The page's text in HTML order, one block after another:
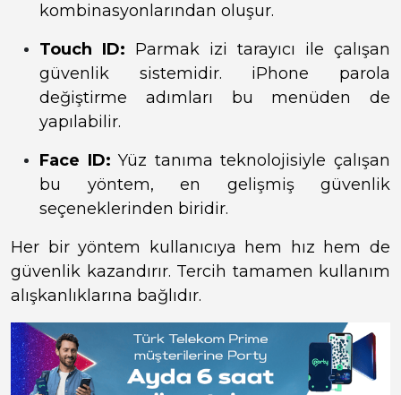
kombinasyonlarından oluşur.
Touch ID: Parmak izi tarayıcı ile çalışan
güvenlik sistemidir. iPhone parola
değiştirme adımları bu menüden de
yapılabilir.
Face ID: Yüz tanıma teknolojisiyle çalışan
bu yöntem, en gelişmiş güvenlik
seçeneklerinden biridir.
Her bir yöntem kullanıcıya hem hız hem de
güvenlik kazandırır. Tercih tamamen kullanım
alışkanlıklarına bağlıdır.